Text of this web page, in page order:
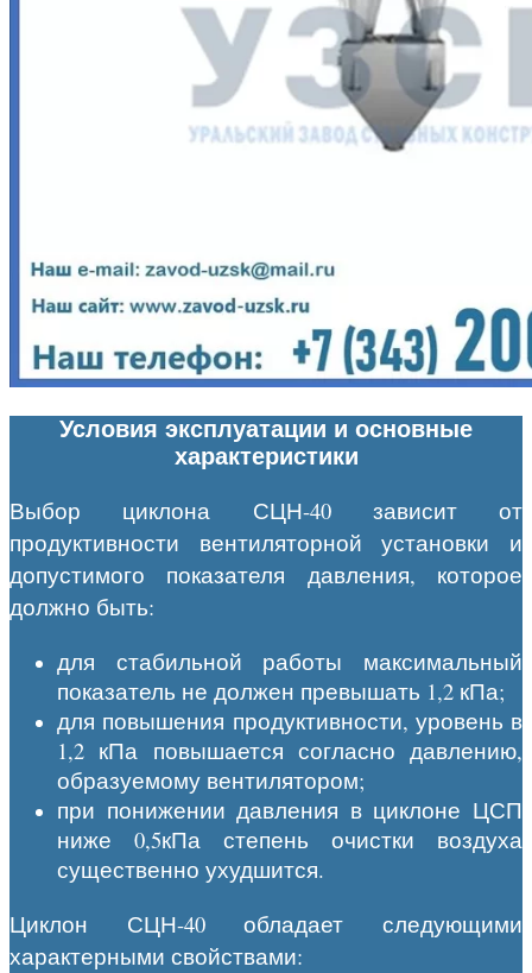
Условия эксплуатации и основные
характеристики
Выбор циклона СЦН-40 зависит от
продуктивности вентиляторной установки и
допустимого показателя давления, которое
должно быть:
для стабильной работы максимальный
показатель не должен превышать 1,2 кПа;
для повышения продуктивности, уровень в
1,2 кПа повышается согласно давлению,
образуемому вентилятором;
при понижении давления в циклоне ЦСП
ниже 0,5кПа степень очистки воздуха
существенно ухудшится.
Циклон СЦН-40 обладает следующими
характерными свойствами: